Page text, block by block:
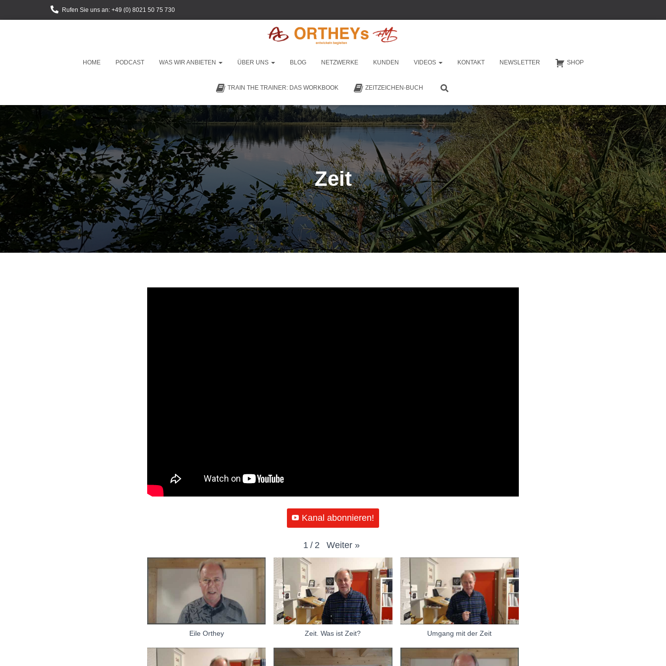
Rufen Sie uns an: +49 (0) 8021 50 75 730
HOME PODCAST WAS WIR ANBIETEN ÜBER UNS BLOG NETZWERKE KUNDEN VIDEOS KONTAKT NEWSLETTER SHOP
TRAIN THE TRAINER: DAS WORKBOOK ZEITZEICHEN-BUCH
Zeit
Kanal abonnieren!
1 / 2 Weiter »
Eile Orthey Zeit. Was ist Zeit? Umgang mit der Zeit